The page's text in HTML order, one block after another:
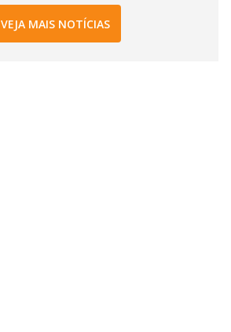
VEJA MAIS NOTÍCIAS